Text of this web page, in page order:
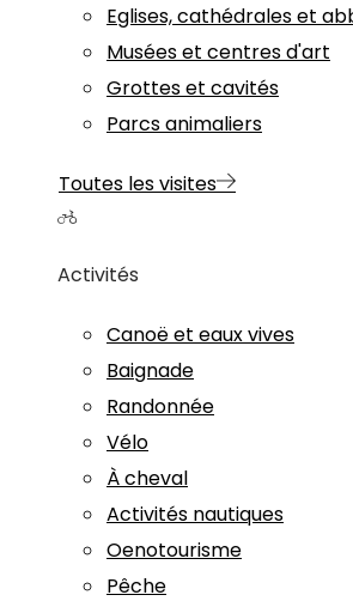
Eglises, cathédrales et
Musées et centres d'art
Grottes et cavités
Parcs animaliers
Toutes les visites
Activités
Canoë et eaux vives
Baignade
Randonnée
Vélo
À cheval
Activités nautiques
Oenotourisme
Pêche